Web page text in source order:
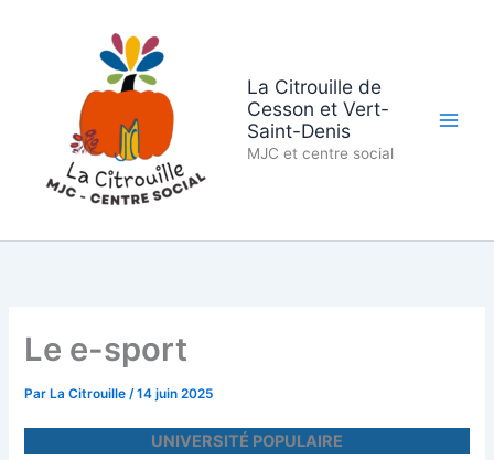
La Citrouille de
Cesson et Vert-
Saint-Denis
MJC et centre social
Le e-sport
Par La Citrouille/14 juin 2025
UNIVERSITÉ POPULAIRE